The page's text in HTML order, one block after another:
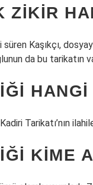
ZIKIR
Kaşıkçı,
da bu tarikatın
Tarikatı’nın
KIME